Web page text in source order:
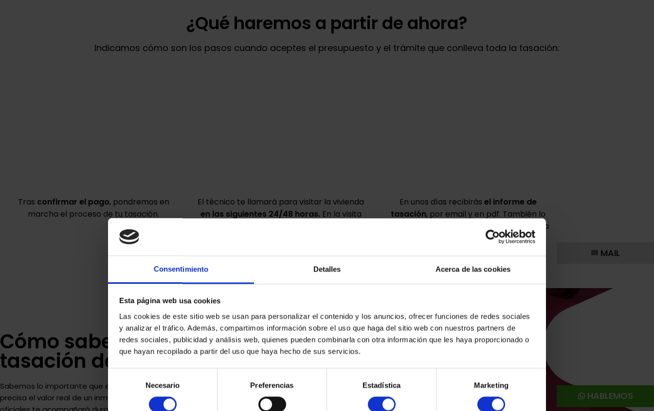
Consentimiento Detalles Acerca de las cookies
Esta página web usa cookies
Las cookies de este sitio web se usan para personalizar el contenido y los anuncios, ofrecer funciones de redes sociales
y analizar el tráfico. Además, compartimos información sobre el uso que haga del sitio web con nuestros partners de
redes sociales, publicidad y análisis web, quienes pueden combinarla con otra información que les haya proporcionado o
que hayan recopilado a partir del uso que haya hecho de sus servicios.
de
consentimiento
Necesario Preferencias Estadística Marketing
¿Qué haremos a partir de ahora?
Indicamos cómo son los pasos cuando aceptes el presupuesto y el trámite que conlleva toda la tasación:
Tras confirmar el pago, pondremos en
marcha el proceso de tu tasación.
El técnico te llamará para visitar la vivienda
en las siguientes 24/48 horas. En la visita
En unos días recibirásel informe de
tasación, por email y en pdf. También lo
para
que lo tengas todo recopilado.
Cómo saber el valor de
tasación de una vivienda
Sabemos lo importante que es para ti conocer de manera rápida y
precisa el valor real de un inmueble. Nuestro equipo de tasadores
MAIL
HABLEMOS